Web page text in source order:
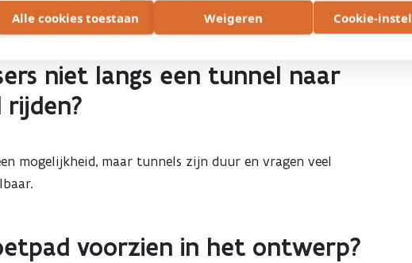
Alle cookies toestaan Weigeren Cookie-
niet langs een tunnel naar
mogelijkheid, maar tunnels zijn duur en vragen veel
voorzien in het ontwerp?